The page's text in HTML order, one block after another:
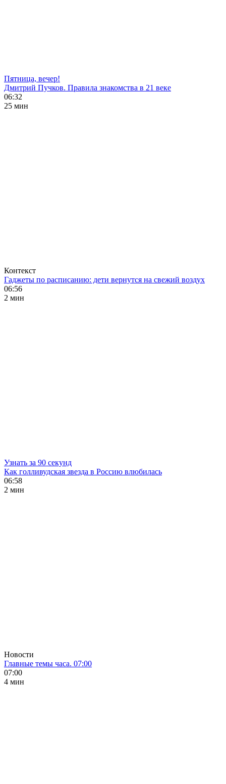
Пятница, вечер!
Дмитрий Пучков. Правила знакомства в 21 веке
06:32
25 мин
Контекст
Гаджеты по расписанию: дети вернутся на свежий воздух
06:56
2 мин
Узнать за 90 секунд
Как голливудская звезда в Россию влюбилась
06:58
2 мин
Новости
Главные темы часа. 07:00
07:00
4 мин